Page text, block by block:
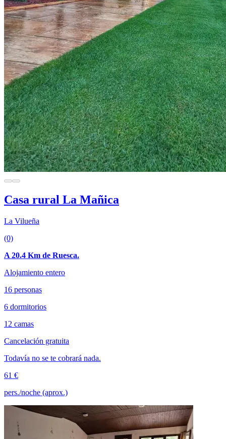
Casa rural La Mañica
La Vilueña
(0)
A 20.4 Km de Ruesca.
Alojamiento entero
16 personas
6 dormitorios
12 camas
Cancelación gratuita
Todavía no se te cobrará nada.
61 €
pers./noche (aprox.)